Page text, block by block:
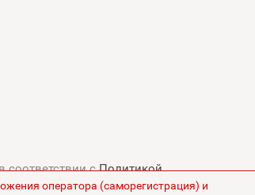
соответствии сПолитикой
оператора (саморегистрация) и